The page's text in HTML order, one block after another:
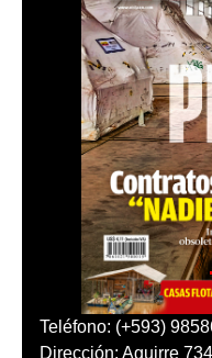
Teléfono: (+593)
Dirección: Aguirre